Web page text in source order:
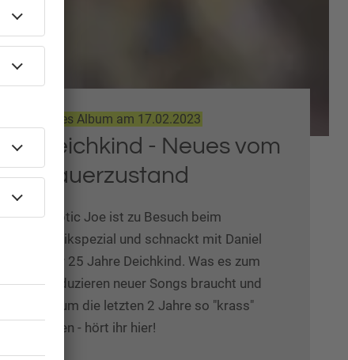
Neues Album am 17.02.2023
Deichkind - Neues vom
Dauerzustand
Kryptic Joe ist zu Besuch beim
Musikspezial und schnackt mit Daniel
über 25 Jahre Deichkind. Was es zum
Produzieren neuer Songs braucht und
warum die letzten 2 Jahre so "krass"
waren - hört ihr hier!